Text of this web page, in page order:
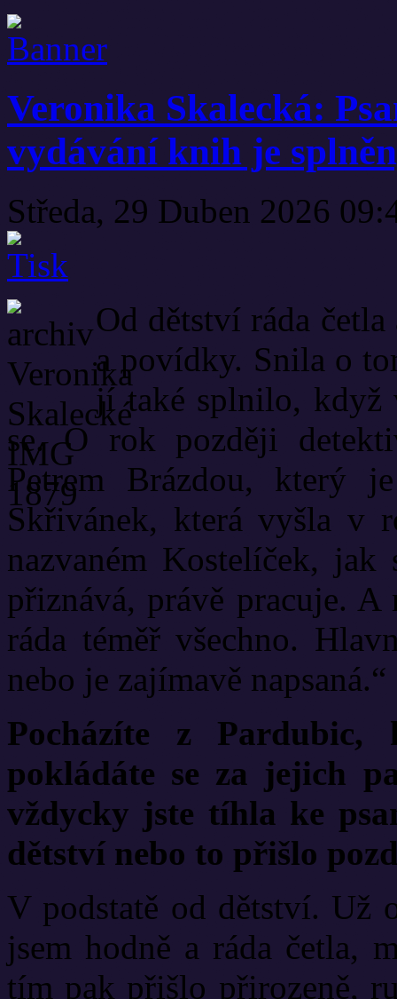
Veronika Skalecká:
vydávání knih je
Středa, 29 Duben 2026
Od dětství ráda
a povídky. Snila o
jí také splnilo, když
se. O rok později
Petrem Brázdou, který
Skřivánek, která vyšla v
nazvaném Kostelíček, jak
přiznává, právě pracuje.
ráda téměř všechno.
nebo je zajímavě napsaná.“
Pocházíte z
pokládáte se za jejich
vždycky jste tíhla ke
dětství nebo to přišlo
V podstatě od dětství. Už
jsem hodně a ráda četla,
tím pak přišlo přirozeně,